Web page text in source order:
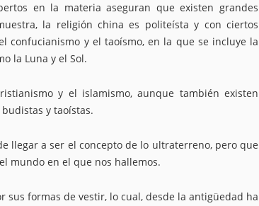
en la materia aseguran que existen grandes
la religión china es politeísta y con ciertos
confucianismo y el taoísmo, en la que se incluye la
la Luna y el Sol.
y el islamismo, aunque también existen
y taoístas.
llegar a ser el concepto de lo ultraterreno, pero que
mundo en el que nos hallemos.
formas de vestir, lo cual, desde la antigüedad ha